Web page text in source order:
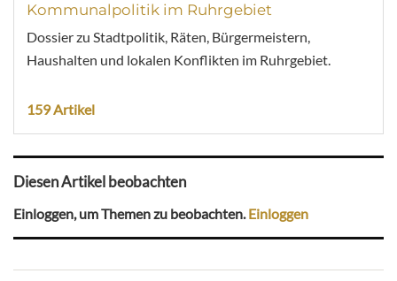
Kommunalpolitik im Ruhrgebiet
Dossier zu Stadtpolitik, Räten, Bürgermeistern,
Haushalten und lokalen Konflikten im Ruhrgebiet.
159 Artikel
Diesen Artikel beobachten
Einloggen, um Themen zu beobachten. Einloggen